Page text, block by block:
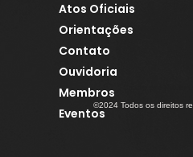
Atos Oficiais
Orientações
Contato
Ouvidoria
Membros
Eventos
©2024 Todos os direitos